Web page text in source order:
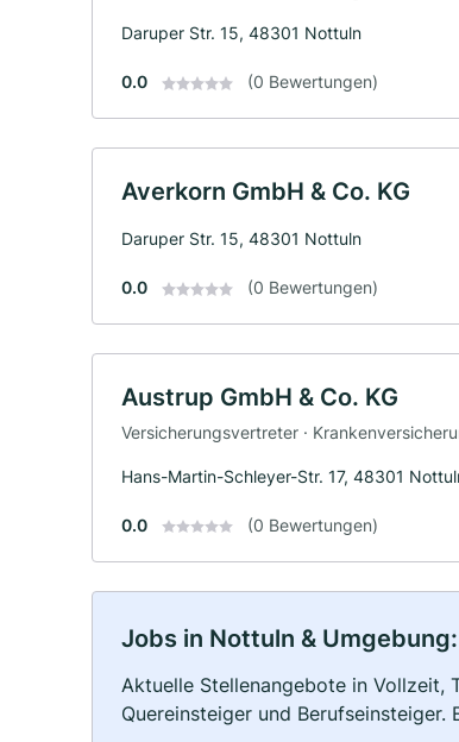
Daruper Str. 15, 48301 Nottuln
0.0 (0 Bewertungen)
Averkorn GmbH & Co. KG
Daruper Str. 15, 48301 Nottuln
0.0 (0 Bewertungen)
Austrup GmbH & Co. KG
Versicherungsvertreter ·
Hans-Martin-Schleyer-Str. 17, 48301
0.0 (0 Bewertungen)
Jobs in Nottuln &
Aktuelle Stellenangebote in Vollzeit,
Quereinsteiger und